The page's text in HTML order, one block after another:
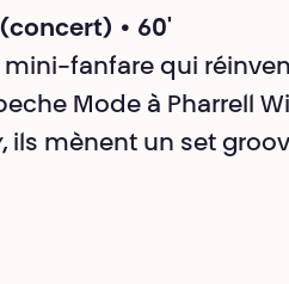
• 60'
mini-fanfare qui
Mode à Pharrell
, ils mènent un set